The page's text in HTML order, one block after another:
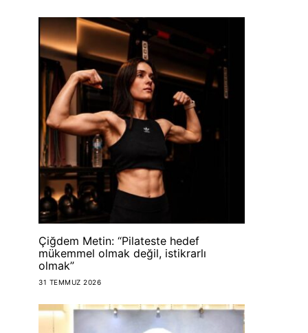
Çiğdem Metin: “Pilateste hedef
mükemmel olmak değil, istikrarlı
olmak”
31 TEMMUZ 2026